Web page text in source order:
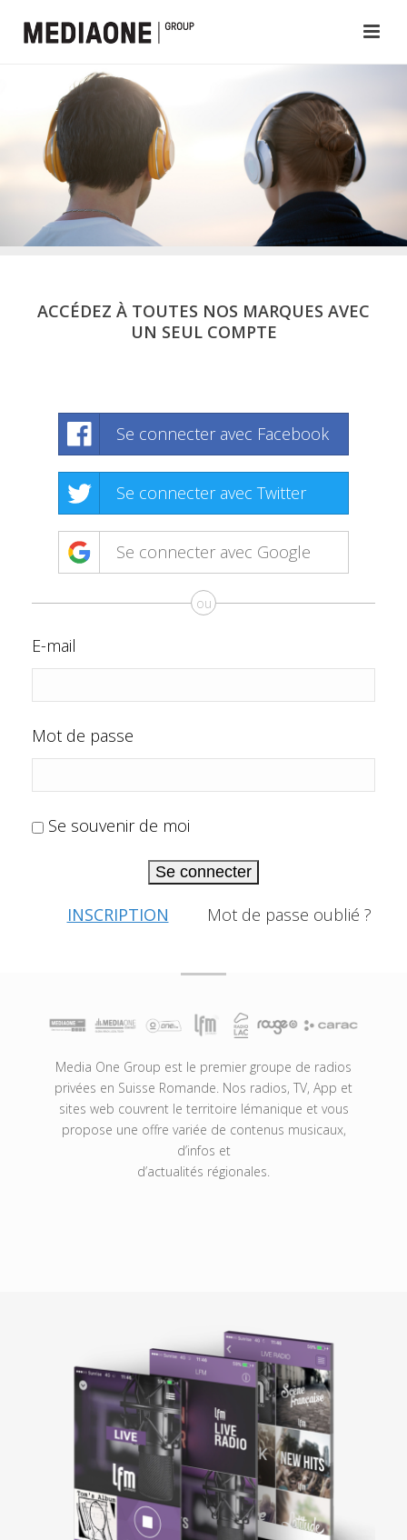
ACCÉDEZ À TOUTES NOS MARQUES AVEC
UN SEUL COMPTE
Se connecter avec Facebook
Se connecter avec Twitter
Se connecter avec Google
ou
E-mail
Mot de passe
Se souvenir de moi
Se connecter
INSCRIPTION Mot de passe oublié ?
Media One Group est le premier groupe de radios
privées en Suisse Romande. Nos radios, TV, App et
sites web couvrent le territoire lémanique et vous
propose une offre variée de contenus musicaux,
d’infos et
d’actualités régionales.